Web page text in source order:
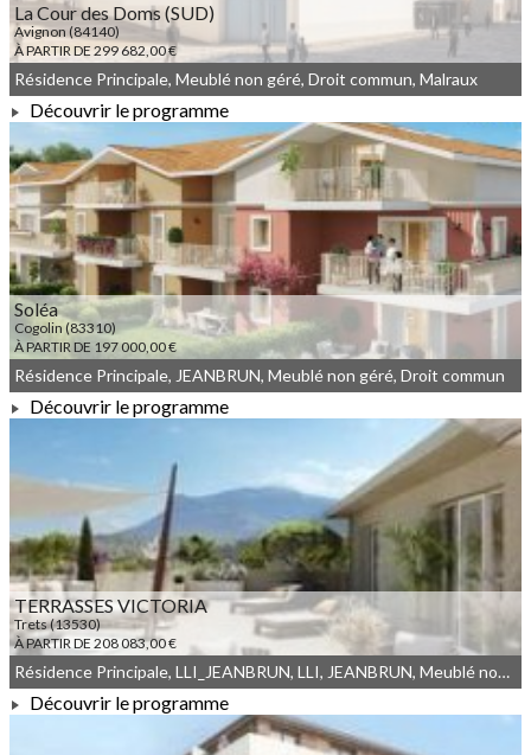
La Cour des Doms (SUD)
Avignon (84140)
À PARTIR DE 299 682,00 €
À PARTIR DE 299 682,00 €
Résidence Principale, Meublé non géré, Droit commun, Malraux
Découvrir le programme
Soléa
Cogolin (83310)
À PARTIR DE 197 000,00 €
À PARTIR DE 197 000,00 €
Résidence Principale, JEANBRUN, Meublé non géré, Droit commun
Découvrir le programme
TERRASSES VICTORIA
Trets (13530)
À PARTIR DE 208 083,00 €
Résidence Principale, LLI_JEANBRUN, LLI, JEANBRUN, Meublé non géré, Droit commun
Découvrir le programme